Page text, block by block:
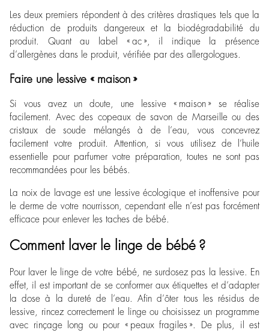
Les deux premiers répondent à des critères drastiques tels que la
réduction de produits dangereux et la biodégradabilité du
produit. Quant au label « ac », il indique la présence
d’allergènes dans le produit, vérifiée par des allergologues.
Faire une lessive « maison »
Si vous avez un doute, une lessive « maison » se réalise
facilement. Avec des copeaux de savon de Marseille ou des
cristaux de soude mélangés à de l’eau, vous concevrez
facilement votre produit. Attention, si vous utilisez de l’huile
essentielle pour parfumer votre préparation, toutes ne sont pas
recommandées pour les bébés.
La noix de lavage est une lessive écologique et inoffensive pour
le derme de votre nourrisson, cependant elle n’est pas forcément
efficace pour enlever les taches de bébé.
Comment laver le linge de bébé ?
Pour laver le linge de votre bébé, ne surdosez pas la lessive. En
effet, il est important de se conformer aux étiquettes et d’adapter
la dose à la dureté de l’eau. Afin d’ôter tous les résidus de
lessive, rincez correctement le linge ou choisissez un programme
avec rinçage long ou pour « peaux fragiles ». De plus, il est